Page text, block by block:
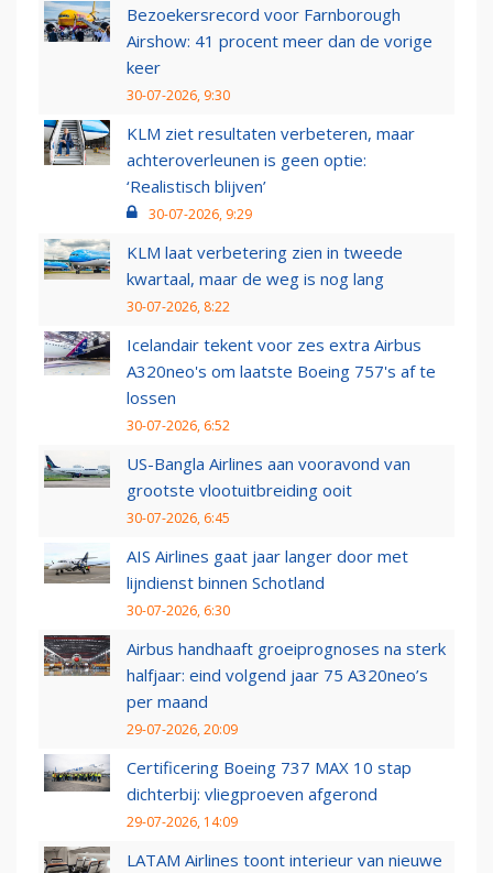
Bezoekersrecord voor Farnborough
Airshow: 41 procent meer dan de vorige
keer
30-07-2026, 9:30
KLM ziet resultaten verbeteren, maar
achteroverleunen is geen optie:
‘Realistisch blijven’
30-07-2026, 9:29
KLM laat verbetering zien in tweede
kwartaal, maar de weg is nog lang
30-07-2026, 8:22
Icelandair tekent voor zes extra Airbus
A320neo's om laatste Boeing 757's af te
lossen
30-07-2026, 6:52
US-Bangla Airlines aan vooravond van
grootste vlootuitbreiding ooit
30-07-2026, 6:45
AIS Airlines gaat jaar langer door met
lijndienst binnen Schotland
30-07-2026, 6:30
Airbus handhaaft groeiprognoses na sterk
halfjaar: eind volgend jaar 75 A320neo’s
per maand
29-07-2026, 20:09
Certificering Boeing 737 MAX 10 stap
dichterbij: vliegproeven afgerond
29-07-2026, 14:09
LATAM Airlines toont interieur van nieuwe